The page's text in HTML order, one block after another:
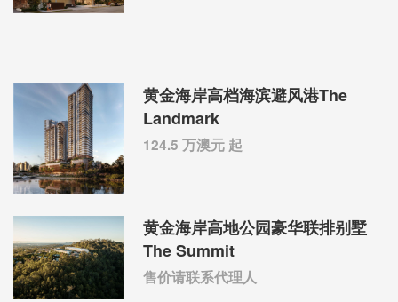
黄金海岸高档海滨避风港The
Landmark
124.5 万澳元 起
黄金海岸高地公园豪华联排别墅
The Summit
售价请联系代理人